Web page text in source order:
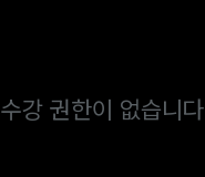
수강 권한이 없습니다